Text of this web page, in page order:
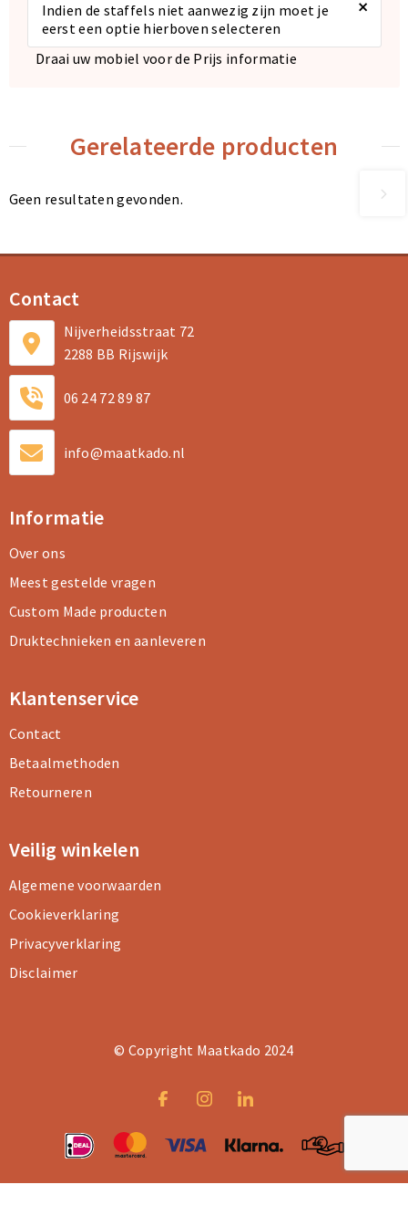
Indien de staffels niet aanwezig zijn moet je
eerst een optie hierboven selecteren
×
Draai uw mobiel voor de Prijs informatie
Gerelateerde producten
Geen resultaten gevonden.
Contact
Nijverheidsstraat 72
2288 BB Rijswijk
06 24 72 89 87
info@maatkado.nl
Informatie
Over ons
Meest gestelde vragen
Custom Made producten
Druktechnieken en aanleveren
Klantenservice
Contact
Betaalmethoden
Retourneren
Veilig winkelen
Algemene voorwaarden
Cookieverklaring
Privacyverklaring
Disclaimer
© Copyright Maatkado 2024